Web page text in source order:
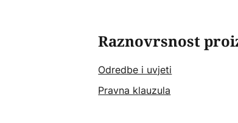
Raznovrsnost
Odredbe i uvjeti
Pravna klauzula